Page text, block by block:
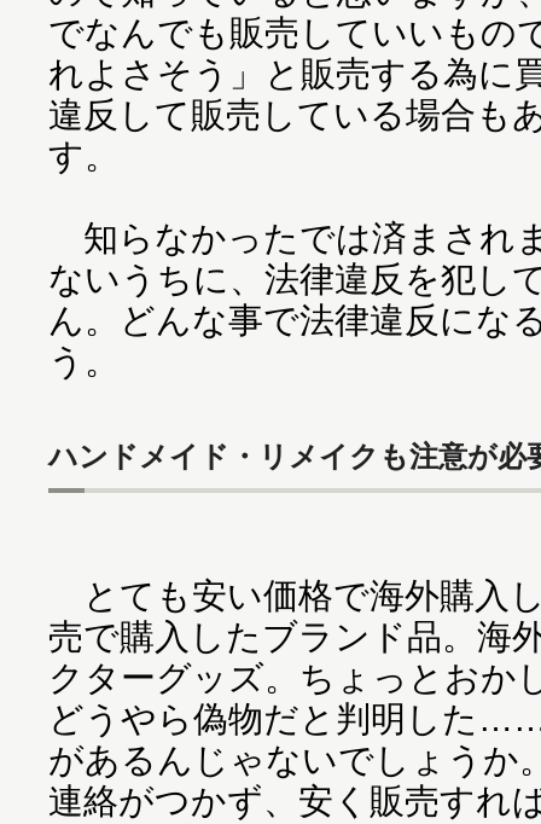
でなんでも販売していいもの
れよさそう」と販売する為に
違反して販売している場合も
す。
知らなかったでは済まされ
ないうちに、法律違反を犯し
ん。どんな事で法律違反にな
う。
ハンドメイド・リメイクも注意が必
とても安い価格で海外購入
売で購入したブランド品。海
クターグッズ。ちょっとおか
どうやら偽物だと判明した
があるんじゃないでしょうか
連絡がつかず、安く販売すれ